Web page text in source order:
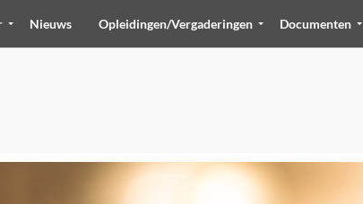
Nieuws Opleidingen/Vergaderingen Documenten